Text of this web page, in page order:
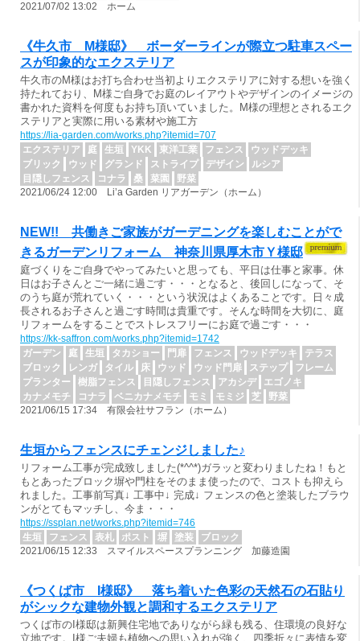
2021/07/02 13:02 ホーム
《牛久市 M様邸》 ボーダーラインが際立つ駐車スペー
スが印象的なエクステリア
牛久市のM様はお打ち合わせ当初よりエクステリアに対する想いを強く
持たれており、M様ご自身でお庭のレイアウトやデザインのイメージの
書かれた資料を何度もお持ち頂いていました。M様の理想とされるエク
ステリアと実際に用いる素材や施工方
https://lia-garden.com/works.php?itemid=707
エクステリア
庭 生垣 YKK 東洋工業 フェンス
ウッドデッキ
ブリック
ウッド グランド ストライプ デザイン
ルシア
目隠しフェンス
コナラ 桑 菜園
野菜
2021/06/24 12:00 Li’a Garden リアガーデン（ホーム）
NEW!! 共働きご家族がガーデニングを楽しむことがで
きるガーデンリフォーム 神奈川県厚木市Ｙ様邸
庭づくりをご自身でやってみたいと思っても、平日は仕事と家事。休
日はお子さんとご一緒に過ごす・・・となると、後回しになって、そ
のうち庭が荒れていく・・・という状況はよくあることです。日々成
長されるお子さんと過ごす時間は貴重です。そんな時間を大切に、庭
リフォームをすることでストレスフリーにお庭で過ごす・・・
https://kk-saffron.com/works.php?itemid=1742
ガーデン
庭 生垣 タカショー 門扉 フェンス ウッドデッキ
テラス
ブロック
レンガ タイル 床 ウッド ウッド門扉 ステップ
フレーム
プランター
樹脂フェンス 目隠しフェンス アカシデ
エゴノキ
カナメモチ
コナラ ベニカナメモチ モミ モミジ 芝
野菜
2021/06/15 17:34 有限会社サフラン（ホーム）
生垣からフェンスにチェンジしました♪
リフォーム工事が完成致しました(*^^*)ガラッと変わりましたね！もと
もとあったブロック塀や門柱をそのまま使ったので、コストも抑えら
れました。工事前写真↓ 工事中↓ 完成↓ フェンスの色と塗装したブラウ
ンがとてもマッチし、今ま・・・
https://ssplan.net/works.php?itemid=746
生垣
フェンス 表札 ポスト 塀 塗装
ブロック
2021/06/15 12:33 スマイルスペースプランニング 加藤造園
《つくば市 I様邸》 落ち着いた色彩の天然石の石貼り
がシックな建物外観と調和するエクステリア
つくば市のI様邸は新興住宅地でありながら緑も残る、住環境の良好な
立地です。I様ご夫婦も植物への思い入れが強く、四季折々に表情を変